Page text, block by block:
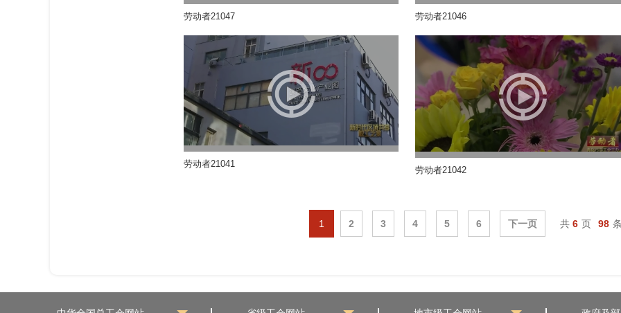
劳动者21047 劳动者21046
劳动者21041
劳动者21042
1 2 3 4 5 6 下一页 共 6 页 98